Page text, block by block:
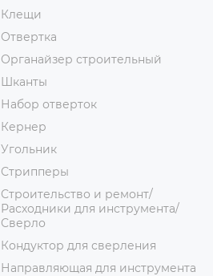
Клещи
Отвертка
Органайзер строительный
Шканты
Набор отверток
Кернер
Угольник
Стрипперы
Строительство и ремонт/
Расходники для инструмента/
Сверло
Кондуктор для сверления
Направляющая для инструмента